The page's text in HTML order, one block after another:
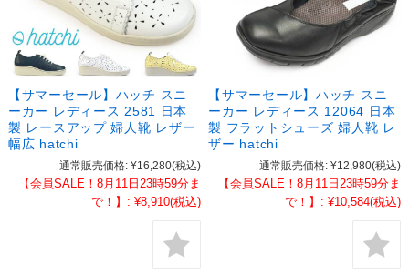
【サマーセール】ハッチ スニ
ーカー レディース 2581 日本
製 レースアップ 婦人靴 レザー
幅広 hatchi
通常販売価格: ¥16,280(税込)
【会員SALE！8月11日23時59分ま
で！】: ¥8,910(税込)
【サマーセール】ハッチ スニ
ーカー レディース 12064 日本
製 フラットシューズ 婦人靴 レ
ザー hatchi
通常販売価格: ¥12,980(税込)
【会員SALE！8月11日23時59分ま
で！】: ¥10,584(税込)